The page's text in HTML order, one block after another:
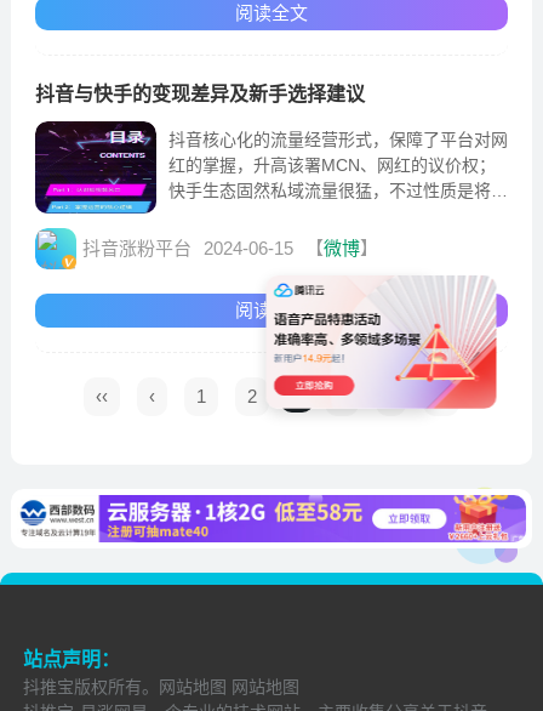
阅读全文
抖音与快手的变现差异及新手选择建议
抖音核心化的流量经营形式，保障了平台对网
红的掌握，升高该署MCN、网红的议价权；
快手生态固然私域流量很猛，不过性质是将流
了平台现
抖音涨粉平台 2024-06-15 【微博】
阅读全文
‹‹ ‹ 1 2 3 4 ››
站点声明：
抖推宝版权所有。 网站地图 网站地图